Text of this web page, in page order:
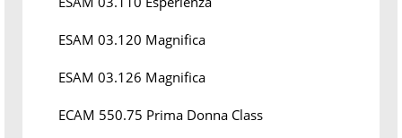
ESAM 03.120 Magnifica
ESAM 03.126 Magnifica
ECAM 550.75 Prima Donna Class